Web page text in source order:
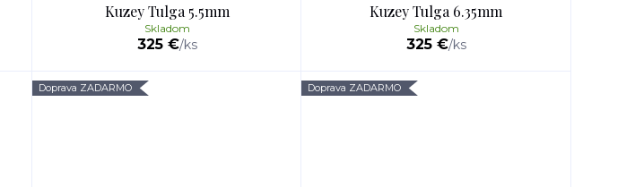
Kuzey Tulga 5.5mm
325 €/ks
Skladom
Kuzey Tulga 6.35mm
325 €/ks
Skladom
Doprava ZADARMO Doprava ZADARMO